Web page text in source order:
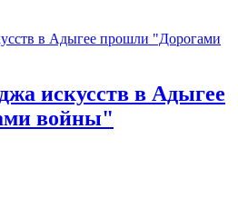
искусств в Адыгее
войны"